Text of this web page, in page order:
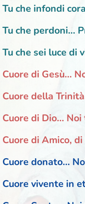
Tu che infondi
Tu che perdoni...
Tu che sei luce di
Cuore di Gesù...
Cuore della
Cuore di Dio...
Cuore di Amico,
Cuore donato...
Cuore vivente in